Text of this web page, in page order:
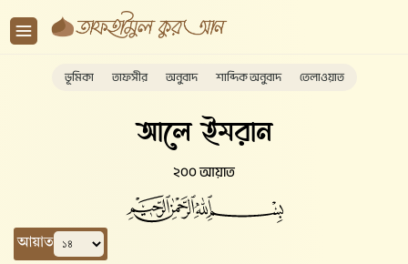
ভূমিকা তাফসীর অনুবাদ শাব্দিক অনুবাদ তেলাওয়াত
আলে ইমরান
২০০ আয়াত
আয়াত